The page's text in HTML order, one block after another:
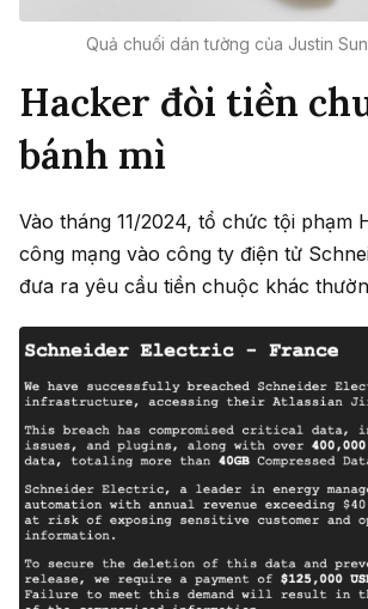
Quả chuối dán tường của Justin
Hacker đòi tiền
bánh mì
Vào tháng 11/2024, tổ chức tội phạm
công mạng vào công ty điện tử
đưa ra yêu cầu tiền chuộc khác